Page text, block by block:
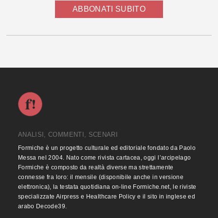
ABBONATI SUBITO
ANALISI, COMMENTI, SCENARI
Formiche è un progetto culturale ed editoriale fondato da Paolo
Messa nel 2004. Nato come rivista cartacea, oggi l’arcipelago
Formiche è composto da realtà diverse ma strettamente
connesse fra loro: il mensile (disponibile anche in versione
elettronica), la testata quotidiana on-line Formiche.net, le riviste
specializzate Airpress e Healthcare Policy e il sito in inglese ed
arabo Decode39.